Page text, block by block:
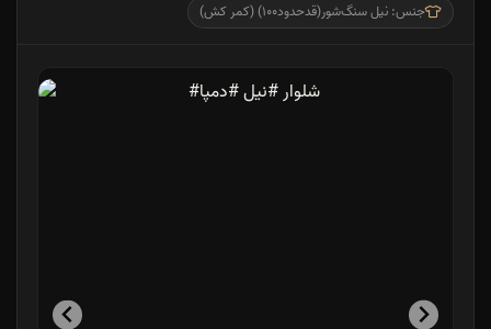
جنس: نیل سنگ‌شور(قدحدود۱۰۰) (کمر کش)